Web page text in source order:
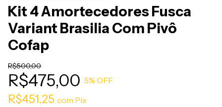
Kit 4 Amortecedores Fusca
Variant Brasilia Com Pivô
Cofap
R$500,00
R$475,00 5% OFF
R$451,25 com Pix